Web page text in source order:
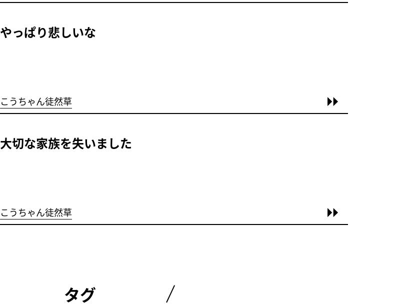
やっぱり悲しいな
こうちゃん徒然草
大切な家族を失いました
こうちゃん徒然草
タグ